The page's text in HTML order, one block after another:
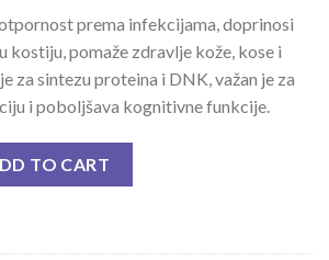
prema infekcijama, doprinosi
kostiju, pomaže zdravlje kože, kose i
za sintezu proteina i DNK, važan je za
i poboljšava kognitivne funkcije.
TO CART